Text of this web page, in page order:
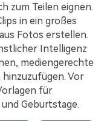
zum Teilen eignen.
in ein großes
Fotos erstellen.
Intelligenz
mediengerechte
hinzuzufügen. Vor
für
Geburtstage.